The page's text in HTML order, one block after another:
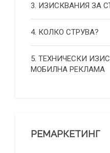
3. ИЗИСКВАНИЯ ЗА
4. КОЛКО СТРУВА?
5. ТЕХНИЧЕСКИ
МОБИЛНА РЕКЛАМА
РЕМАРКЕТИНГ